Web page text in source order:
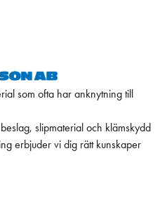
som ofta har anknytning till
slipmaterial och klämskydd
erbjuder vi dig rätt kunskaper